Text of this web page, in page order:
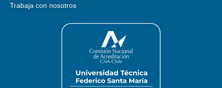
Trabaja con nosotros